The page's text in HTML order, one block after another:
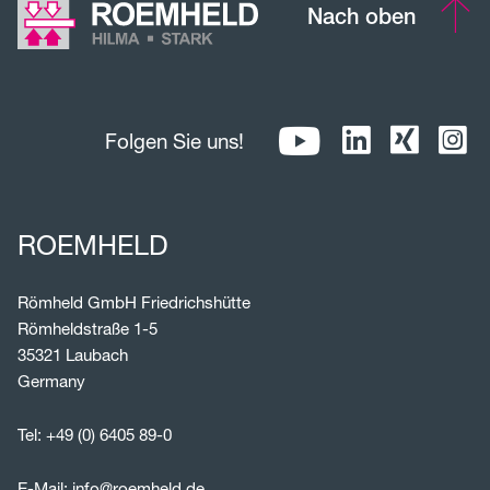
Nach oben
Folgen Sie uns!
ROEMHELD
Römheld GmbH Friedrichshütte
Römheldstraße 1-5
35321 Laubach
Germany
Tel: +49 (0) 6405 89-0